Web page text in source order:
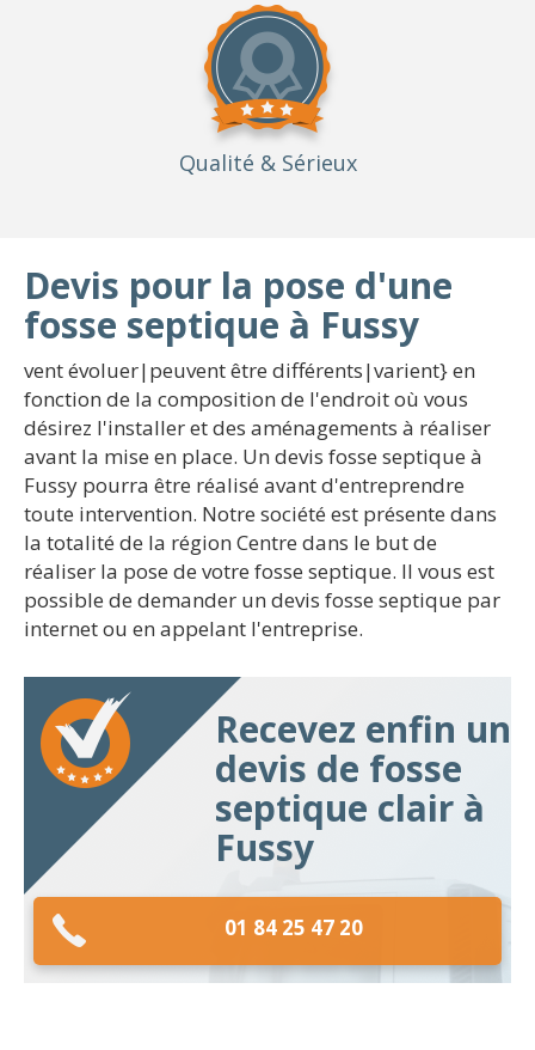
Qualité & Sérieux
Devis pour la pose d'une
fosse septique à Fussy
vent évoluer|peuvent être différents|varient} en
fonction de la composition de l'endroit où vous
désirez l'installer et des aménagements à réaliser
avant la mise en place. Un devis fosse septique à
Fussy pourra être réalisé avant d'entreprendre
toute intervention. Notre société est présente dans
la totalité de la région Centre dans le but de
réaliser la pose de votre fosse septique. Il vous est
possible de demander un devis fosse septique par
internet ou en appelant l'entreprise.
Recevez enfin un
devis de fosse
septique clair à
Fussy
01 84 25 47 20